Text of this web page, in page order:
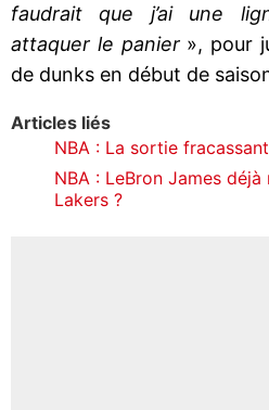
faudrait que j’ai une
attaquer le panier», pour
de dunks en début de
Articles liés
NBA : La sortie
NBA : LeBron James
Lakers ?